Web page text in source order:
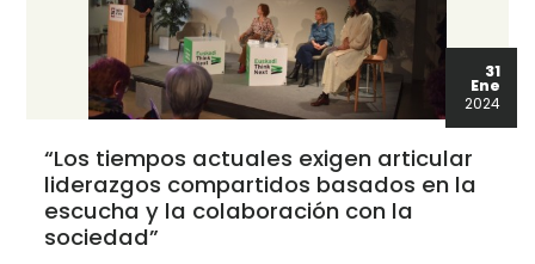
31
Ene
2024
“Los tiempos actuales exigen articular
liderazgos compartidos basados en la
escucha y la colaboración con la
sociedad”